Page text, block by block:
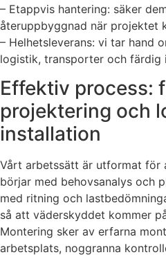
– Etappvis hantering: säker
återuppbyggnad när projektet
– Helhetsleverans: vi tar hand
logistik, transporter och färdig
Effektiv process:
projektering och
installation
Vårt arbetssätt är utformat för
börjar med behovsanalys och
med ritning och
så att väderskyddet kommer
Montering sker av erfarna
arbetsplats, noggranna